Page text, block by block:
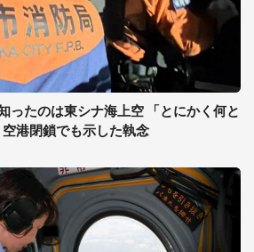
ったのは東シナ海上空 「とにかく何と
港閉鎖でも示した執念